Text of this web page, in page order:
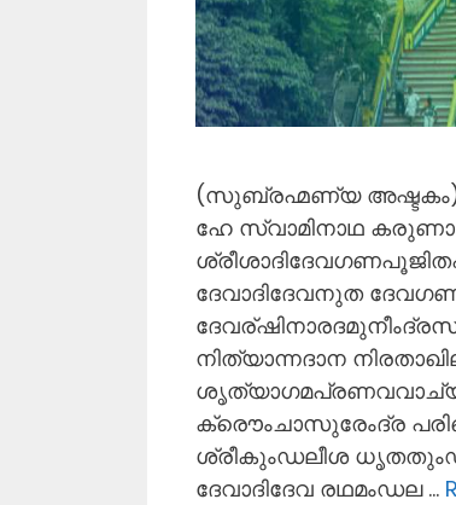
(സുബ്രഹ്മണ്യ അഷ്ടകം)
ഹേ സ്വാമിനാഥ
ദേവാദിദേവനുത
നിത്യാന്നദാന
ക്രൌംചാസുരേംദ്ര
ശ്രീകുംഡലീശ ധൃതതുംഡ
ദേവാദിദേവ രഥമംഡല …